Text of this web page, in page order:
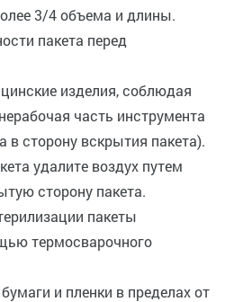
3/4 объема и длины.
пакета перед
изделия, соблюдая
часть инструмента
сторону вскрытия пакета).
удалите воздух путем
сторону пакета.
пакеты
термосварочного
и пленки в пределах от